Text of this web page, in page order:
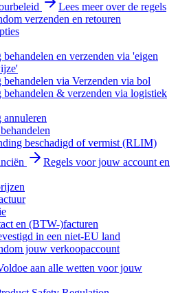
Lees meer over de regels
verzenden en retouren
en verzenden via 'eigen
behandelen via Verzenden via bol
behandelen & verzenden via logistiek
annuleren
beschadigd of vermist (RLIM)
Regels voor jouw account en
en (BTW-)facturen
in een niet-EU land
jouw verkoopaccount
aan alle wetten voor jouw